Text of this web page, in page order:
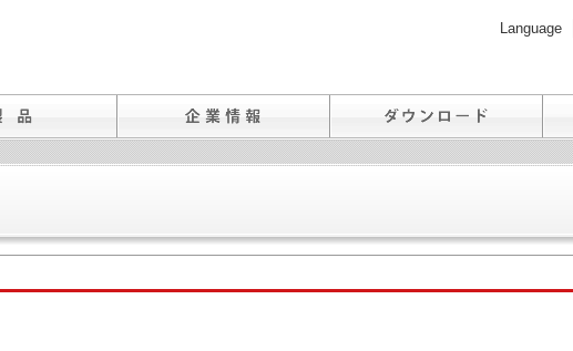
Language